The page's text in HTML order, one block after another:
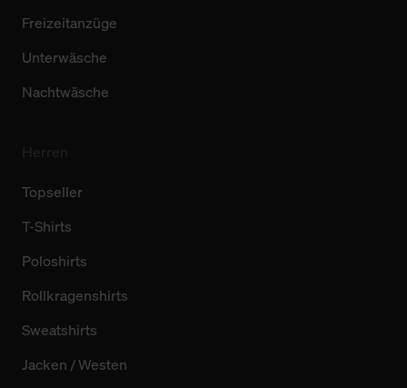
Freizeitanzüge
Unterwäsche
Nachtwäsche
Topseller
T-Shirts
Poloshirts
Rollkragenshirts
Sweatshirts
Jacken / Westen